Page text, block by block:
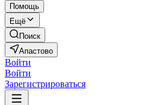
Помощь
Ещё
Поиск
Апастово
Войти
Войти
Зарегистрироваться